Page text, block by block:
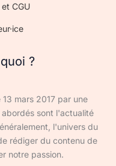
CGU
?
mars 2017 par une
sont l'actualité
l'univers du
rédiger du contenu de
notre passion.